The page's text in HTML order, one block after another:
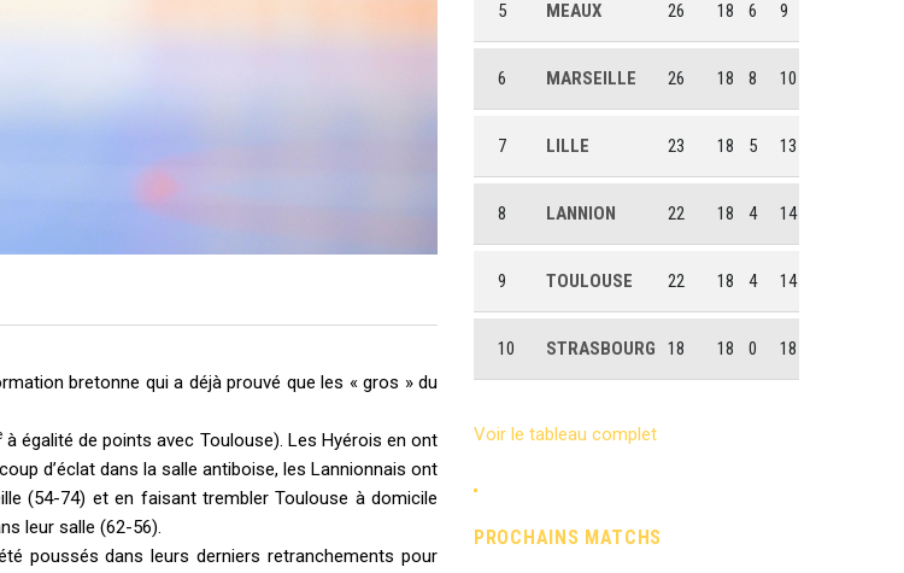
bretonne qui a déjà prouvé que les « gros » du
à égalité de points avec Toulouse). Les Hyérois en ont
d’éclat dans la salle antiboise, les Lannionnais ont
(54-74) et en faisant trembler Toulouse à domicile
leur salle (62-56).
poussés dans leurs derniers retranchements pour
5 MEAUX 26 18 6 9
6 MARSEILLE 26 18 8 10
7 LILLE 23 18 5 13
8 LANNION 22 18 4 14
9 TOULOUSE 22 18 4 14
10 STRASBOURG 18 18 0 18
Voir le tableau complet
PROCHAINS MATCHS